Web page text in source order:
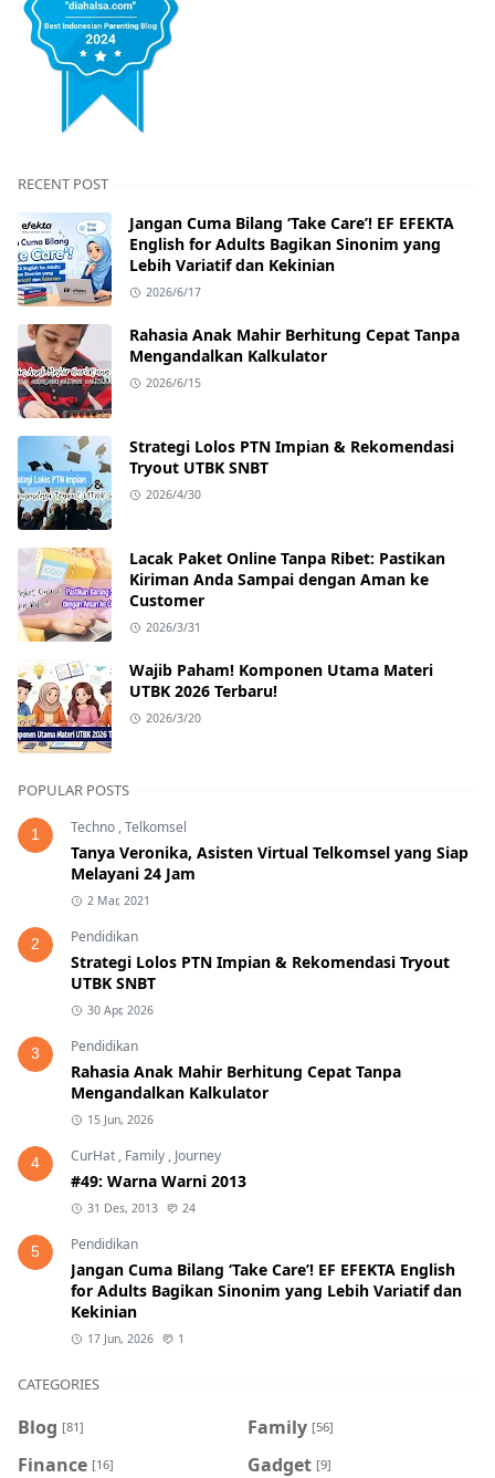
RECENT POST
Jangan Cuma Bilang ‘Take Care’! EF EFEKTA
English for Adults Bagikan Sinonim yang
Lebih Variatif dan Kekinian
2026/6/17
Rahasia Anak Mahir Berhitung Cepat Tanpa
Mengandalkan Kalkulator
2026/6/15
Strategi Lolos PTN Impian & Rekomendasi
Tryout UTBK SNBT
2026/4/30
Lacak Paket Online Tanpa Ribet: Pastikan
Kiriman Anda Sampai dengan Aman ke
Customer
2026/3/31
Wajib Paham! Komponen Utama Materi
UTBK 2026 Terbaru!
2026/3/20
POPULAR POSTS
1 Techno ,Telkomsel
Tanya Veronika, Asisten Virtual Telkomsel yang Siap
Melayani 24 Jam
2 Mar, 2021
2 Pendidikan
Strategi Lolos PTN Impian & Rekomendasi Tryout
UTBK SNBT
30 Apr, 2026
3 Pendidikan
Rahasia Anak Mahir Berhitung Cepat Tanpa
Mengandalkan Kalkulator
15 Jun, 2026
4 CurHat , Family , Journey
#49: Warna Warni 2013
31 Des, 2013 24
5 Pendidikan
Jangan Cuma Bilang ‘Take Care’! EF EFEKTA English
for Adults Bagikan Sinonim yang Lebih Variatif dan
Kekinian
17 Jun, 2026 1
CATEGORIES
Blog [81] Family [56]
Finance [16] Gadget [9]